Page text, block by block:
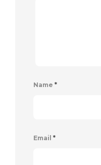
Name *
Email *